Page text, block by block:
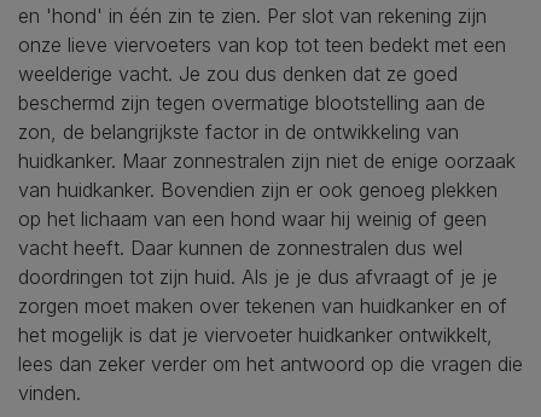
en 'hond' in één zin te zien. Per slot van rekening zijn
onze lieve viervoeters van kop tot teen bedekt met een
weelderige vacht. Je zou dus denken dat ze goed
beschermd zijn tegen overmatige blootstelling aan de
zon, de belangrijkste factor in de ontwikkeling van
huidkanker. Maar zonnestralen zijn niet de enige oorzaak
van huidkanker. Bovendien zijn er ook genoeg plekken
op het lichaam van een hond waar hij weinig of geen
vacht heeft. Daar kunnen de zonnestralen dus wel
doordringen tot zijn huid. Als je je dus afvraagt of je je
zorgen moet maken over tekenen van huidkanker en of
het mogelijk is dat je viervoeter huidkanker ontwikkelt,
lees dan zeker verder om het antwoord op die vragen die
vinden.